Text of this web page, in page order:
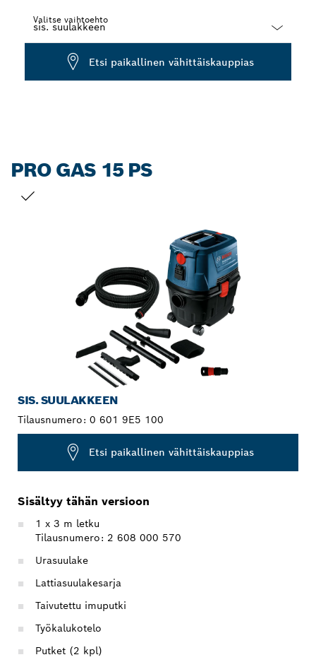
Valitse vaihtoehto
Dropdown
Etsi paikallinen vähittäiskauppias
PRO GAS 15 PS
SIS. SUULAKKEEN
Tilausnumero: 0 601 9E5 100
Etsi paikallinen vähittäiskauppias
Sisältyy tähän versioon
1 x 3 m letku
Tilausnumero: 2 608 000 570
Urasuulake
Lattiasuulakesarja
Taivutettu imuputki
Työkalukotelo
Putket (2 kpl)